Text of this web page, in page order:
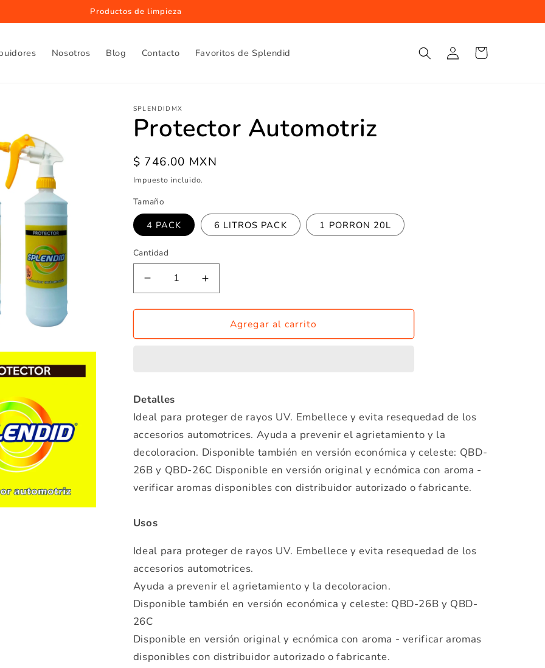
Productos de limpieza
Nosotros Blog Contacto Favoritos de Splendid
Iniciar
sesión
Carrito
SPLENDIDMX
Protector Automotriz
Precio
habitual
$ 746.00 MXN
Impuesto incluido.
Tamaño
4 PACK 6 LITROS PACK 1 PORRON 20L
Cantidad
Reducir
cantidad
para
Automotriz
Aumentar
cantidad
para
Protector
Automotriz
Agregar al carrito
Detalles
Ideal para proteger de rayos UV. Embellece y evita resequedad de los
accesorios automotrices. Ayuda a prevenir el agrietamiento y la
decoloracion. Disponible también en versión económica y celeste: QBD-
26B y QBD-26C Disponible en versión original y ecnómica con aroma -
verificar aromas disponibles con distribuidor autorizado o fabricante.
Usos
Ideal para proteger de rayos UV. Embellece y evita resequedad de los
accesorios automotrices.
Ayuda a prevenir el agrietamiento y la decoloracion.
Disponible también en versión económica y celeste: QBD-26B y QBD-
26C
Disponible en versión original y ecnómica con aroma - verificar aromas
disponibles con distribuidor autorizado o fabricante.